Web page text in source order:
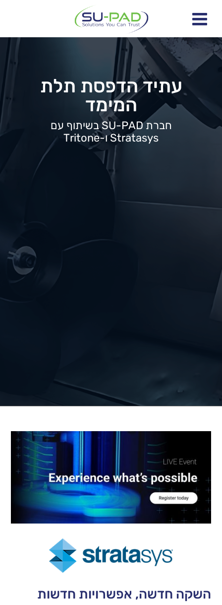
עתיד הדפסת תלת
המימד
חברת SU-PAD בשיתוף עם
Stratasys ו-Tritone
השקה חדשה, אפשרויות חדשות